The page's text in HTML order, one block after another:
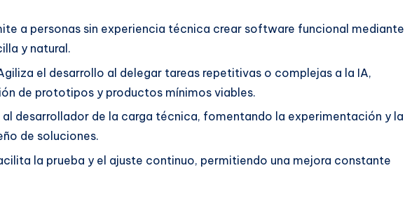
a personas sin experiencia técnica crear software funcional mediante
y natural.
el desarrollo al delegar tareas repetitivas o complejas a la IA,
de prototipos y productos mínimos viables.
al desarrollador de la carga técnica, fomentando la experimentación y la
de soluciones.
la prueba y el ajuste continuo, permitiendo una mejora constante